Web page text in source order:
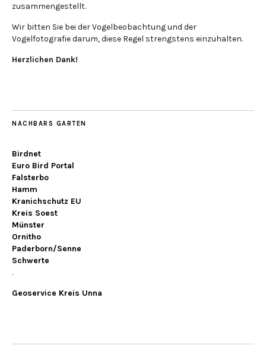
zusammengestellt.
Wir bitten Sie bei der Vogelbeobachtung und der
Vogelfotografie darum, diese Regel strengstens einzuhalten.
Herzlichen Dank!
NACHBARS GARTEN
Birdnet
Euro Bird Portal
Falsterbo
Hamm
Kranichschutz EU
Kreis Soest
Münster
Ornitho
Paderborn/Senne
Schwerte
.
Geoservice Kreis Unna